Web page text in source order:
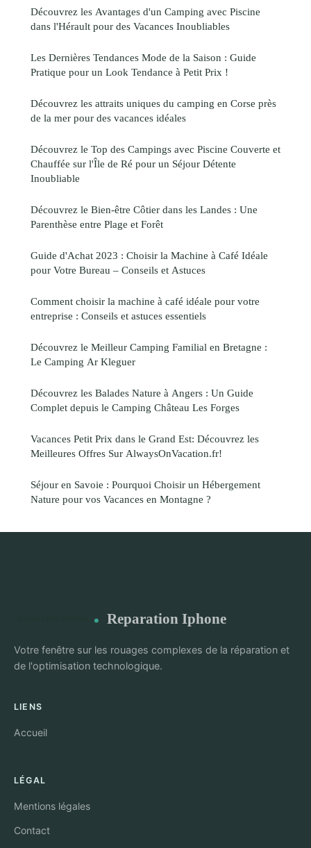
Découvrez les Avantages d'un Camping avec Piscine
dans l'Hérault pour des Vacances Inoubliables
Les Dernières Tendances Mode de la Saison : Guide
Pratique pour un Look Tendance à Petit Prix !
Découvrez les attraits uniques du camping en Corse près
de la mer pour des vacances idéales
Découvrez le Top des Campings avec Piscine Couverte et
Chauffée sur l'Île de Ré pour un Séjour Détente
Inoubliable
Découvrez le Bien-être Côtier dans les Landes : Une
Parenthèse entre Plage et Forêt
Guide d'Achat 2023 : Choisir la Machine à Café Idéale
pour Votre Bureau – Conseils et Astuces
Comment choisir la machine à café idéale pour votre
entreprise : Conseils et astuces essentiels
Découvrez le Meilleur Camping Familial en Bretagne :
Le Camping Ar Kleguer
Découvrez les Balades Nature à Angers : Un Guide
Complet depuis le Camping Château Les Forges
Vacances Petit Prix dans le Grand Est: Découvrez les
Meilleures Offres Sur AlwaysOnVacation.fr!
Séjour en Savoie : Pourquoi Choisir un Hébergement
Nature pour vos Vacances en Montagne ?
Reparation Iphone
Votre fenêtre sur les rouages complexes de la réparation et
de l'optimisation technologique.
LIENS
Accueil
LÉGAL
Mentions légales
Contact